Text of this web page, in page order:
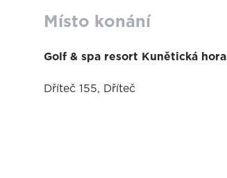
Místo konání
Golf & spa resort Kunětická hora
Dříteč 155, Dříteč